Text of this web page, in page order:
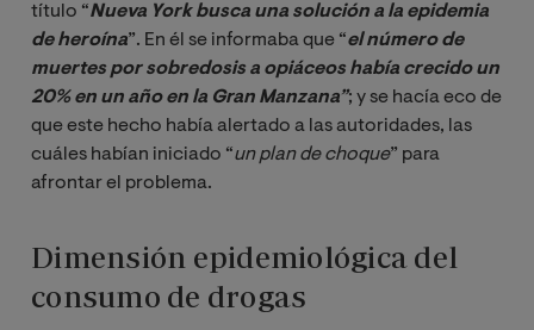
título “Nueva York busca una solución a la epidemia
de heroína”. En él se informaba que “el número de
muertes por sobredosis a opiáceos había crecido un
20% en un año en la Gran Manzana”; y se hacía eco de
que este hecho había alertado a las autoridades, las
cuáles habían iniciado “un plan de choque” para
afrontar el problema.
Dimensión epidemiológica del
consumo de drogas